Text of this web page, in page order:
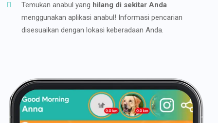
Temukan anabul yang hilang di sekitar Anda
menggunakan aplikasi anabul! Informasi pencarian
disesuaikan dengan lokasi keberadaan Anda.